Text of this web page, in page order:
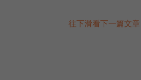
往下滑看下一篇文章